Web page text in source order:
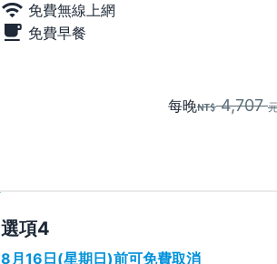
免費無線上網
免費早餐
每晚 4,707
選項
8月16日(星期日)前可免費取消